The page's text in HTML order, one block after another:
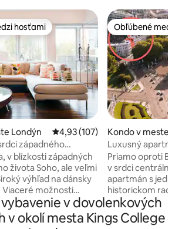
medzi hosťami
hosťami
Londýn Priemerné ohodnotenie 4,93 z
4,93 (107)
západného
v blízkosti západných
života Soho, ale veľmi
výhľad na dánsky
Viaceré možnosti
Zabezpečená budova
je k dispozícii pre
Obľúbené medzi
Obľúbené medzi
Kondo v meste
don
Luxusný
terasou
Priamo oproti
v srdci
apartmán s
historickom
19. storočia. Ultra-prime St. James 's
Park, 10 minút
parlamentu, Big
v dovolenkových
v okolí mesta Kings College